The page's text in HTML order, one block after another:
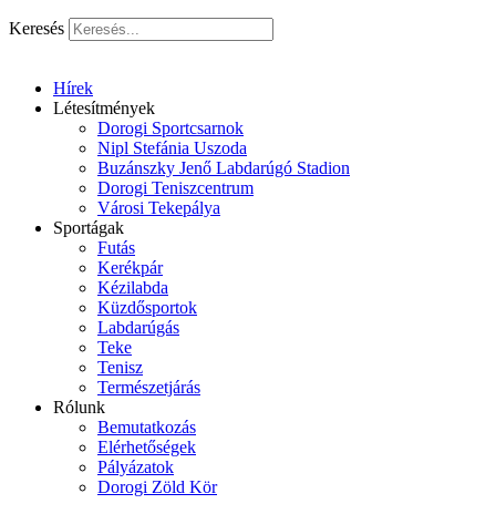
Keresés
Hírek
Létesítmények
Dorogi Sportcsarnok
Nipl Stefánia Uszoda
Buzánszky Jenő Labdarúgó Stadion
Dorogi Teniszcentrum
Városi Tekepálya
Sportágak
Futás
Kerékpár
Kézilabda
Küzdősportok
Labdarúgás
Teke
Tenisz
Természetjárás
Rólunk
Bemutatkozás
Elérhetőségek
Pályázatok
Dorogi Zöld Kör